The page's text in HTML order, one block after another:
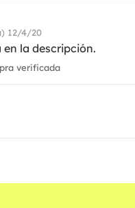
12/4/20
en la descripción.
verificada